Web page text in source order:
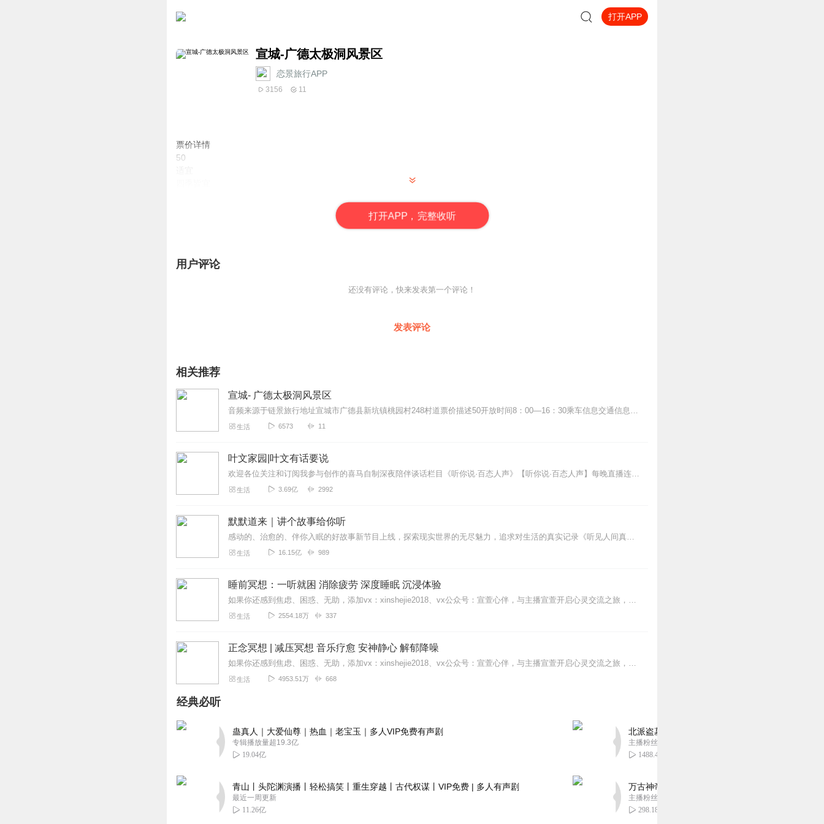
打开APP
宣城-广德太极洞风景区
恋景旅行APP
3156 11
票价详情
50
邻近并与之齐名，是江南旅游线上探幽揽胜的佳境。 太极洞于2001被评为国家4A级风景区，是中国有名的道教道场之一。
打开APP，完整收听
用户评论
还没有评论，快来发表第一个评论！
发表评论
相关推荐
宣城- 广德太极洞风景区
音频来源于链景旅行地址宣城市广德县新坑镇桃园村248村道票价描述50开放时间8：00—16：30乘车信息交通信息：火车经停广德站的火车从杭州、...
生活 6573 11
叶文家园|叶文有话要说
欢迎各位关注和订阅我参与创作的喜马自制深夜陪伴谈话栏目《听你说·百态人声》【听你说·百态人声】每晚直播连线真实人间故事|叶文现场互动中|人间冷暖，抱团取暖每周...
生活 3.69亿 2992
默默道来｜讲个故事给你听
感动的、治愈的、伴你入眠的好故事新节目上线，探索现实世界的无尽魅力，追求对生活的真实记录《听见人间真相》（点击名称，直达专辑）网易人间故事集持续更新中，邀您关注...
生活 16.15亿 989
睡前冥想：一听就困 消除疲劳 深度睡眠 沉浸体验
如果你还感到焦虑、困惑、无助，添加vx：xinshejie2018、vx公众号：宣萱心伴，与主播宣萱开启心灵交流之旅，共建温暖的精神家园！如果你喜欢我的内容，请...
生活 2554.18万 337
正念冥想 | 减压冥想 音乐疗愈 安神静心 解郁降噪
如果你还感到焦虑、困惑、无助，添加vx：xinshejie2018、vx公众号：宣萱心伴，与主播宣萱开启心灵交流之旅，共建温暖的精神家园！如果你喜欢我的内容，请...
生活 4953.51万 668
经典必听
蛊真人｜大爱仙尊｜热血｜老宝玉｜多人VIP免费有声剧
专辑播放量超19.3亿
19.04亿
青山丨头陀渊演播丨轻松搞笑丨重生穿越丨古代权谋丨VIP免费 | 多人有声剧
最近一周更新
11.26亿
北派盗墓笔记丨头陀渊出品丨悬疑灵异丨摸金校尉
主播粉丝1659万
1488.45万
万古神帝丨玄幻丨热血丨紫襟团队演播丨多人有声
主播粉丝2836万
298.18万